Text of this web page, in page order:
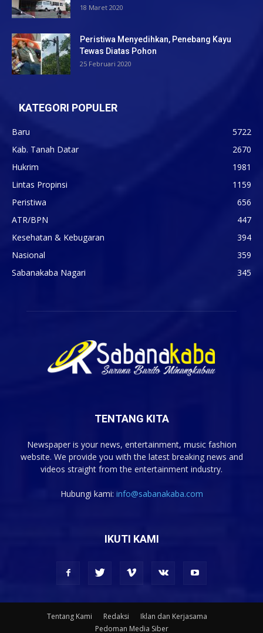
18 Maret 2020
Peristiwa Menyedihkan, Penebang Kayu
Tewas Diatas Pohon
25 Februari 2020
KATEGORI POPULER
Baru
5722
Kab. Tanah Datar
2670
Hukrim
1981
Lintas Propinsi
1159
Peristiwa
656
ATR/BPN
447
Kesehatan & Kebugaran
394
Nasional
359
Sabanakaba Nagari
345
TENTANG KITA
Newspaper is your news, entertainment, music fashion
website. We provide you with the latest breaking news and
videos straight from the entertainment industry.
Hubungi kami: info@sabanakaba.com
IKUTI KAMI
Tentang Kami Redaksi
Iklan dan Kerjasama
Pedoman Media Siber